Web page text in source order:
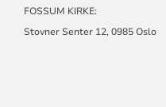
FOSSUM KIRKE:
Stovner Senter 12, 0985 Oslo